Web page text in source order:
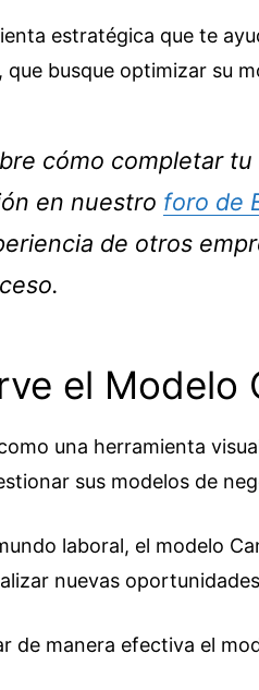
estratégica que te
busque optimizar su
cómo completar
en nuestro foro de
de otros
el Modelo
una herramienta
sus modelos de
laboral, el modelo
nuevas
de manera efectiva el